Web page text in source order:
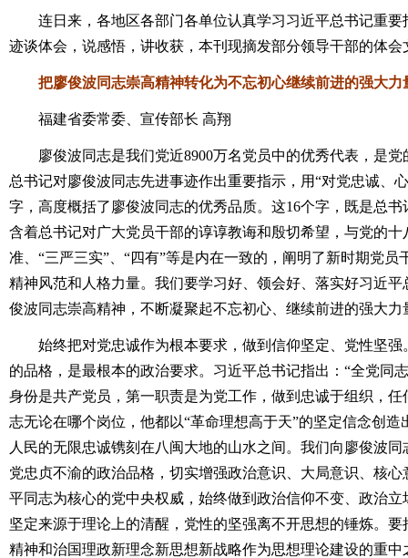
连日来，各地区各部门各单位认真学习习近平总书记重要
迹谈体会，说感悟，讲收获，本刊现摘发部分领导干部的体会
把廖俊波同志崇高精神转化为不忘初心继续前进的强大力
福建省委常委、宣传部长 高翔
廖俊波同志是我们党近8900万名党员中的优秀代表，是党
总书记对廖俊波同志先进事迹作出重要指示，用“对党忠诚、
字，高度概括了廖俊波同志的优秀品质。这16个字，既是总
含着总书记对广大党员干部的谆谆教诲和殷切希望，与党的
准、“三严三实”、“四有”等是内在一致的，阐明了新时期党
精神风范和人格力量。我们要学习好、领会好、落实好习近
俊波同志崇高精神，不断凝聚起不忘初心、继续前进的强大力
始终把对党忠诚作为根本要求，做到信仰坚定、党性坚强
的品格，是最根本的政治要求。习近平总书记指出：“全党同
身份是共产党员，第一职责是为党工作，做到忠诚于组织，
志无论在哪个岗位，他都以“革命理想高于天”的坚定信念创
人民的无限忠诚镌刻在八闽大地的山水之间。我们向廖俊波
党忠贞不渝的政治品格，切实增强政治意识、大局意识、核
平同志为核心的党中央权威，始终做到政治信仰不变、政治
坚定来源于理论上的清醒，党性的坚强离不开思想的锤炼。
精神和治国理政新理念新思想新战略作为思想理论建设的重